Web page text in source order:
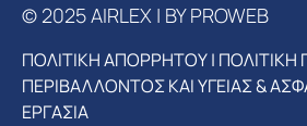
© 2025 AIRLEX | BY PROWEB
ΠΟΛΙΤΙΚΗ ΑΠΟΡΡΗΤΟΥ| ΠΟΛΙΤΙΚΗ
ΠΕΡΙΒΑΛΛΟΝΤΟΣ ΚΑΙ ΥΓΕΙΑΣ &
ΕΡΓΑΣΙΑ